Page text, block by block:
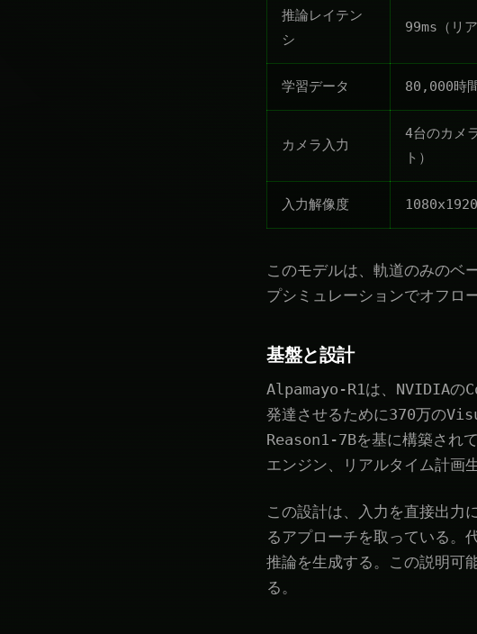
推論レイテン
シ
99ms（リ
学習データ 80,000時
カメラ入力
4台のカメ
ト）
入力解像度
このモデルは、軌道のみのベ
プシミュレーションでオフロ
基盤と設計
Alpamayo-R1は、NVIDIAの
発達させるために370万の
Reason1-7Bを基に構築されて
エンジン、リアルタイム計画
この設計は、入力を直接出力
るアプローチを取っている。
推論を生成する。この説明可
る。